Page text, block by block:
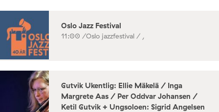
Oslo Jazz Festival
11:00 /Oslo jazzfestival / ,
Gutvik Ukentlig: Ellie Mäkelä / Inga
Margrete Aas / Per Oddvar Johansen /
Ketil Gutvik + Ungsoloen: Sigrid Angelsen